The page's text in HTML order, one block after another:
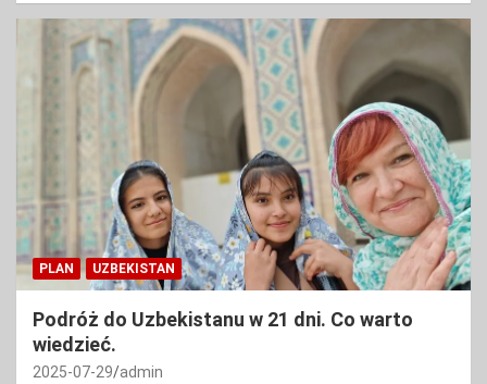
PLAN UZBEKISTAN
Podróż do Uzbekistanu w 21 dni. Co warto
wiedzieć.
2025-07-29 admin